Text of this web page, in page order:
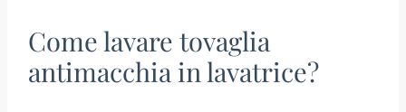
Come lavare tovaglia
antimacchia in lavatrice?